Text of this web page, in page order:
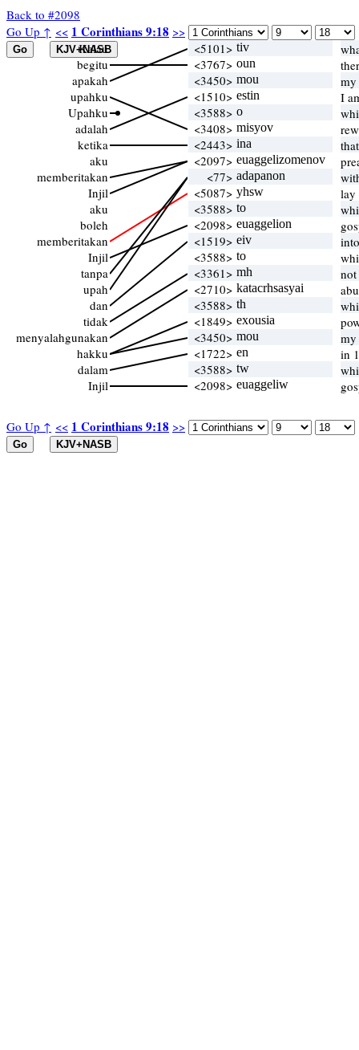
Back to #2098
Go Up ↑ << 1 Corinthians 9:18 >>
Go Up ↑ << 1 Corinthians 9:18 >>
Kalau
begitu
apakah
upahku
Upahku
adalah
ketika
aku
memberitakan
Injil
aku
boleh
memberitakan
Injil
tanpa
upah
dan
tidak
menyalahgunakan
hakku
dalam
Injil
<5101> tiv
<3767> oun
<3450> mou
<1510> estin
I
<3588> o
<3408> misyov
<2443> ina
<2097> euaggelizomenov
<77> adapanon
<5087> yhsw
lay
<3588> to
<2098> euaggelion
<1519> eiv
<3588> to
<3361> mh
<2710> katacrhsasyai
<3588> th
<1849> exousia
<3450> mou
<1722> en
in
<3588> tw
<2098> euaggeliw